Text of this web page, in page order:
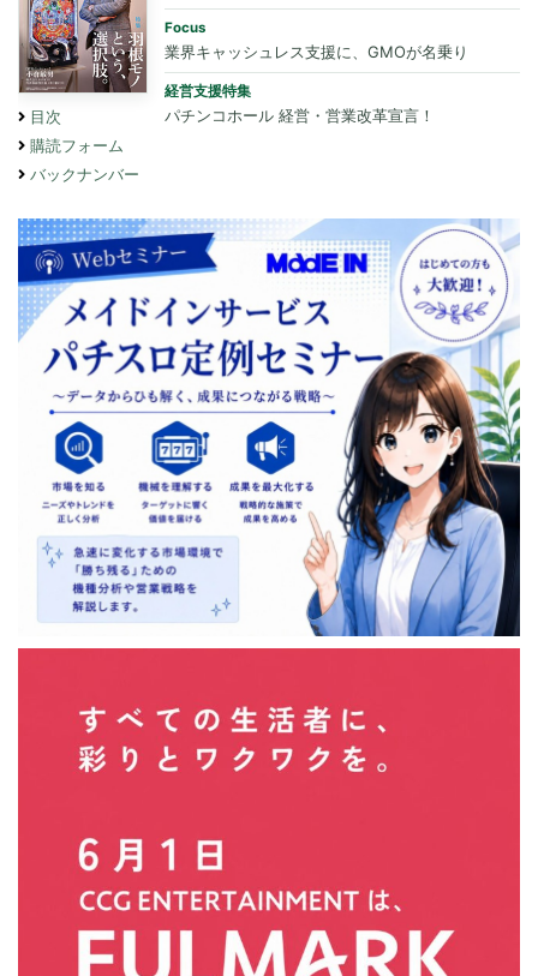
目次
購読フォーム
バックナンバー
Focus
業界キャッシュレス支援に、GMOが名乗り
経営支援特集
パチンコホール 経営・営業改革宣言！